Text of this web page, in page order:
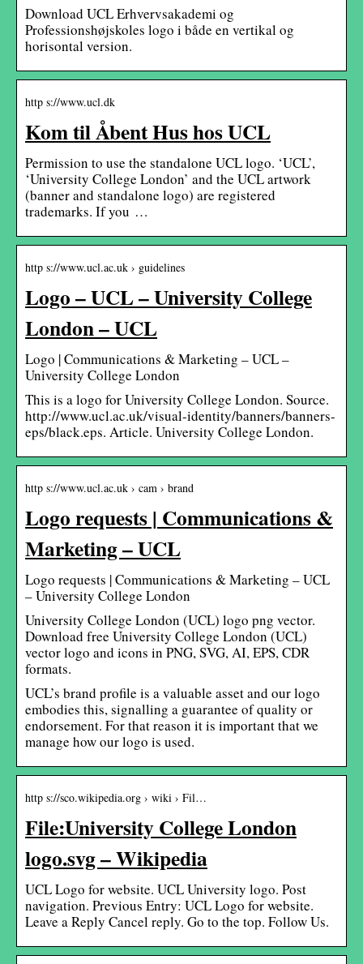
Download UCL Erhvervsakademi og
Professionshøjskoles logo i både en vertikal og
horisontal version.
http s://www.ucl.dk
Kom til Åbent Hus hos UCL
Permission to use the standalone UCL logo. ‘UCL’,
‘University College London’ and the UCL artwork
(banner and standalone logo) are registered
trademarks. If you …
http s://www.ucl.ac.uk › guidelines
Logo – UCL – University College
London – UCL
Logo | Communications & Marketing – UCL –
University College London
This is a logo for University College London. Source.
http://www.ucl.ac.uk/visual-identity/banners/banners-
eps/black.eps. Article. University College London.
http s://www.ucl.ac.uk › cam › brand
Logo requests | Communications &
Marketing – UCL
Logo requests | Communications & Marketing – UCL
– University College London
University College London (UCL) logo png vector.
Download free University College London (UCL)
vector logo and icons in PNG, SVG, AI, EPS, CDR
formats.
UCL’s brand profile is a valuable asset and our logo
embodies this, signalling a guarantee of quality or
endorsement. For that reason it is important that we
manage how our logo is used.
http s://sco.wikipedia.org › wiki › Fil…
File:University College London
logo.svg – Wikipedia
UCL Logo for website. UCL University logo. Post
navigation. Previous Entry: UCL Logo for website.
Leave a Reply Cancel reply. Go to the top. Follow Us.